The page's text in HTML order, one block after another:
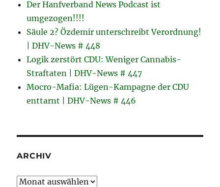
Der Hanfverband News Podcast ist
umgezogen!!!!
Säule 2? Özdemir unterschreibt Verordnung!
| DHV-News # 448
Logik zerstört CDU: Weniger Cannabis-
Straftaten | DHV-News # 447
Mocro-Mafia: Lügen-Kampagne der CDU
enttarnt | DHV-News # 446
ARCHIV
Archiv